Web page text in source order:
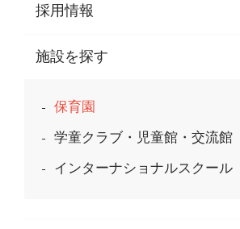
採用情報
施設を探す
保育園
学童クラブ・児童館・交流館
インターナショナルスクール